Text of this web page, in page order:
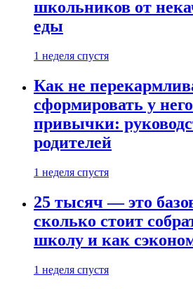
школьников от
еды
1 неделя спустя
Как не
сформировать у
привычки:
родителей
1 неделя спустя
25 тысяч — это
сколько стоит
школу и как
1 неделя спустя